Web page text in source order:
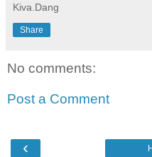
Kiva.Dang
Share
No comments:
Post a Comment
‹